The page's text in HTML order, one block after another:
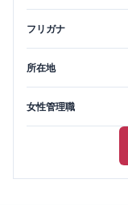
フリガナ
所在地
女性管理職